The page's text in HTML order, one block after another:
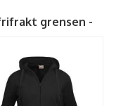
grensen -